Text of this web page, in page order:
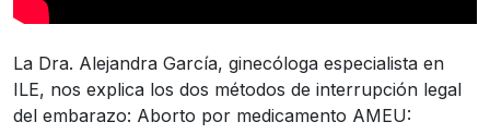
La Dra. Alejandra García, ginecóloga especialista en
ILE, nos explica los dos métodos de interrupción legal
del embarazo: Aborto por medicamento AMEU: